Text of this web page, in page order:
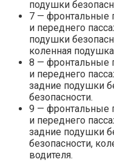
подушки
7 — фронтальные
и переднего
подушки
коленная
8 — фронтальные
и переднего
задние подушки
безопасности.
9 — фронтальные
и переднего
задние подушки
безопасности,
водителя.